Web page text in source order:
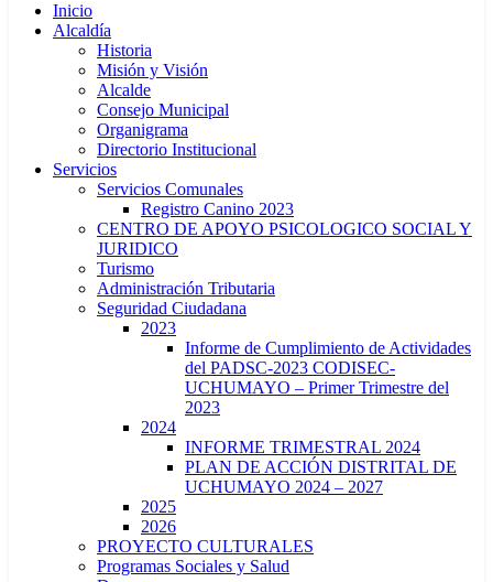
Inicio
Alcaldía
Historia
Misión y Visión
Alcalde
Consejo Municipal
Organigrama
Directorio Institucional
Servicios
Servicios Comunales
Registro Canino 2023
CENTRO DE APOYO PSICOLOGICO SOCIAL Y
JURIDICO
Turismo
Administración Tributaria
Seguridad Ciudadana
2023
Informe de Cumplimiento de Actividades
del PADSC-2023 CODISEC-
UCHUMAYO – Primer Trimestre del
2023
2024
INFORME TRIMESTRAL 2024
PLAN DE ACCIÓN DISTRITAL DE
UCHUMAYO 2024 – 2027
2025
2026
PROYECTO CULTURALES
Programas Sociales y Salud